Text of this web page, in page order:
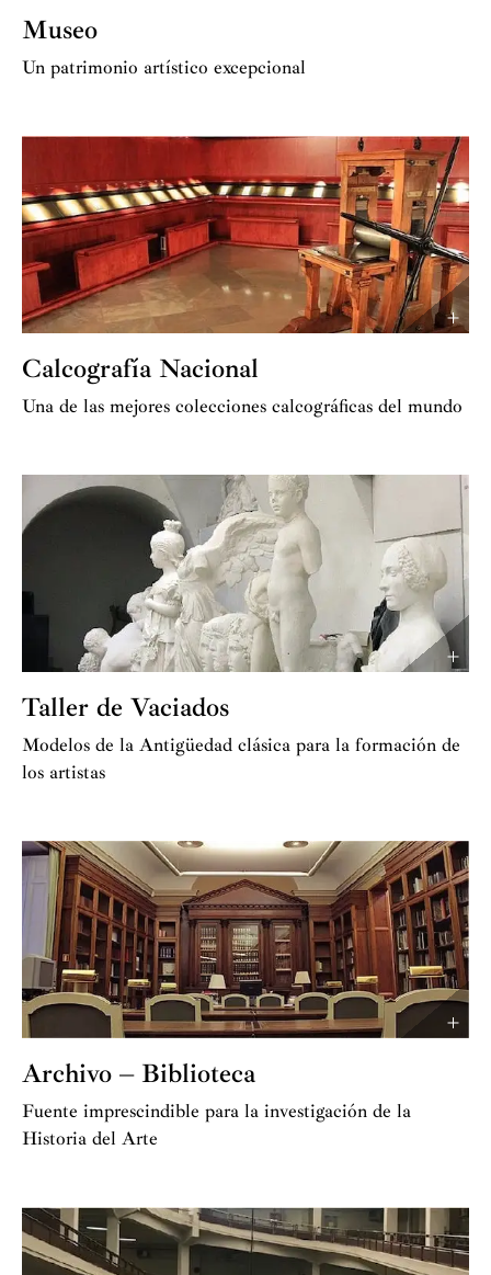
Museo
Un patrimonio artístico excepcional
Calcografía Nacional
Una de las mejores colecciones calcográficas del mundo
Taller de Vaciados
Modelos de la Antigüedad clásica para la formación de
los artistas
Archivo – Biblioteca
Fuente imprescindible para la investigación de la
Historia del Arte